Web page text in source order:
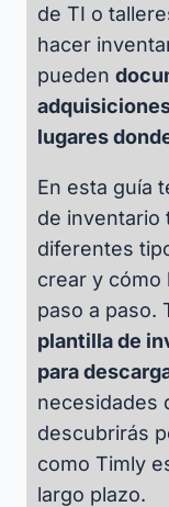
de TI o
hacer
pueden
lugares
En esta guía
de inventario
diferentes
crear y cómo
paso a paso.
plantilla de
para
necesidades
descubrirás
como Timly
largo plazo.